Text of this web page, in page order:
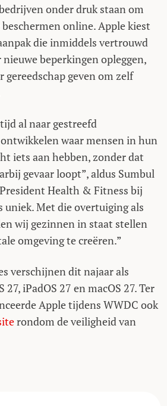
onder druk staan om
online. Apple kiest
die inmiddels vertrouwd
beperkingen opleggen,
gereedschap geven om zelf
al naar gestreefd
waar mensen in hun
iets aan hebben, zonder dat
gevaar loopt”, aldus Sumbul
Health & Fitness bij
uniek. Met die overtuiging als
wij gezinnen in staat stellen
omgeving te creëren.”
verschijnen dit najaar als
27, iPadOS 27 en macOS 27. Ter
Apple tijdens WWDC ook
rondom de veiligheid van